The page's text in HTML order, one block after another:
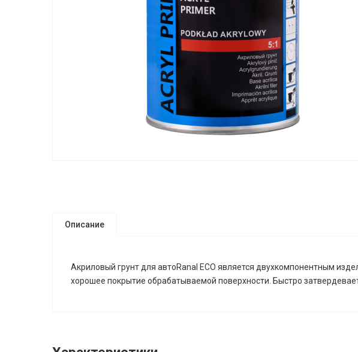
Описание
Акриловый грунт для автоRanal ECO является двухкомпонентным
хорошее покрытие обрабатываемой поверхности. Быстро